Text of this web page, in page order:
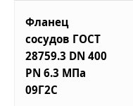
Фланец
сосудов ГОСТ
28759.3 DN 400
PN 6.3 МПа
09Г2С